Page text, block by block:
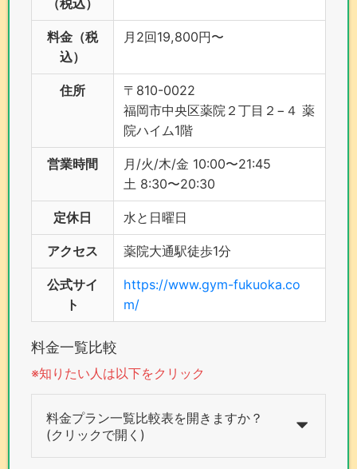
料金（税
込）
月2回19,800円〜
住所
〒810-0022
福岡市中央区薬院２丁目２−４ 薬
院ハイム1階
営業時間
月/火/木/金 10:00〜21:45
土 8:30〜20:30
定休日 水と日曜日
アクセス 薬院大通駅徒歩1分
公式サイ
ト
https://www.gym-fukuoka.co
m/
料金一覧比較
※知りたい人は以下をクリック
料金プラン一覧比較表を開きますか？
(クリックで開く)